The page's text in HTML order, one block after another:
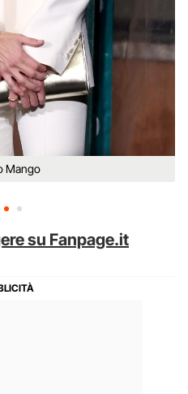
Mango
su Fanpage.it